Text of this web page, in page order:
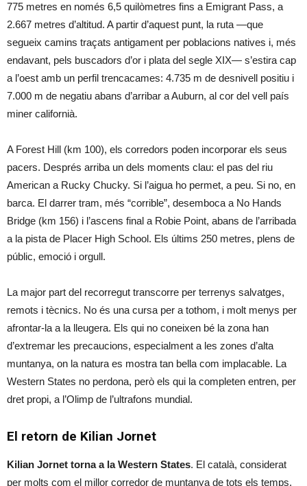
775 metres en només 6,5 quilòmetres fins a Emigrant Pass, a
2.667 metres d’altitud. A partir d’aquest punt, la ruta —que
segueix camins traçats antigament per poblacions natives i, més
endavant, pels buscadors d’or i plata del segle XIX— s’estira cap
a l’oest amb un perfil trencacames: 4.735 m de desnivell positiu i
7.000 m de negatiu abans d’arribar a Auburn, al cor del vell país
miner californià.
A Forest Hill (km 100), els corredors poden incorporar els seus
pacers. Després arriba un dels moments clau: el pas del riu
American a Rucky Chucky. Si l’aigua ho permet, a peu. Si no, en
barca. El darrer tram, més “corrible”, desemboca a No Hands
Bridge (km 156) i l’ascens final a Robie Point, abans de l’arribada
a la pista de Placer High School. Els últims 250 metres, plens de
públic, emoció i orgull.
La major part del recorregut transcorre per terrenys salvatges,
remots i tècnics. No és una cursa per a tothom, i molt menys per
afrontar-la a la lleugera. Els qui no coneixen bé la zona han
d’extremar les precaucions, especialment a les zones d’alta
muntanya, on la natura es mostra tan bella com implacable. La
Western States no perdona, però els qui la completen entren, per
dret propi, a l’Olimp de l’ultrafons mundial.
El retorn de Kilian Jornet
Kilian Jornet torna a la Western States. El català, considerat
per molts com el millor corredor de muntanya de tots els temps,